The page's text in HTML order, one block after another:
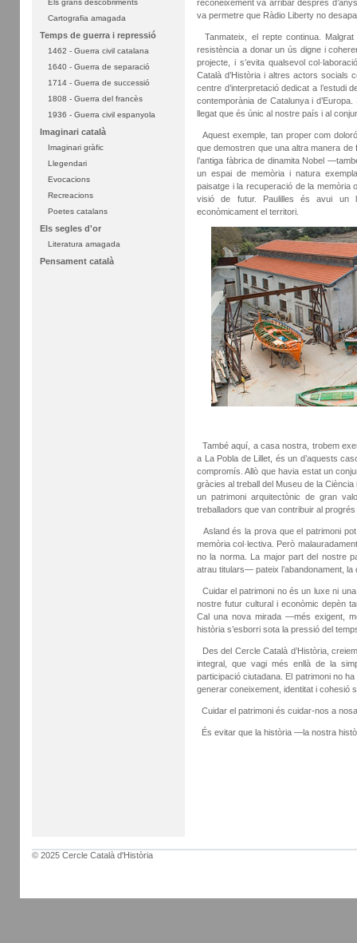
Els grans descobriments
Cartografia amagada
Temps de guerra i repressió
1462 - Guerra civil catalana
1640 - Guerra de separació
1714 - Guerra de successió
1808 - Guerra del francès
1936 - Guerra civil espanyola
Imaginari català
Imaginari gràfic
Llegendari
Evocacions
Recreacions
Poetes catalans
Els segles d'or
Literatura amagada
Pensament català
reconeixement va arribar després
va permetre que Ràdio Liberty no
Tanmateix, el repte continua.
resistència a donar un ús digne i
projecte, i s’evita qualsevol
Català d’Història i altres actors socials
centre d’interpretació dedicat a l’estudi
contemporània de Catalunya i
llegat que és únic al nostre país i al
Aquest exemple, tan proper com
que demostren que una altra manera de
l’antiga fàbrica de dinamita Nobel
un espai de memòria i natura
paisatge i la recuperació de la memòria
visió de futur. Paulilles és avui un
econòmicament el territori.
També aquí, a casa nostra, trobem
a La Pobla de Lillet, és un d’aquests
compromís. Allò que havia estat un
gràcies al treball del Museu de la
un patrimoni arquitectònic de gran
treballadors que van contribuir al
Asland és la prova que el patrimoni
memòria col·lectiva. Però
no la norma. La major part del nostre
atrau titulars— pateix l’abandonament,
Cuidar el patrimoni no és un luxe ni
nostre futur cultural i econòmic depèn
Cal una nova mirada —més exigent,
història s’esborri sota la pressió del
Des del Cercle Català d’Història,
integral, que vagi més enllà de la
participació ciutadana. El patrimoni no
generar coneixement, identitat i cohesió
Cuidar el patrimoni és cuidar-nos a
És evitar que la història —la nostra
© 2025 Cercle Català d'Història